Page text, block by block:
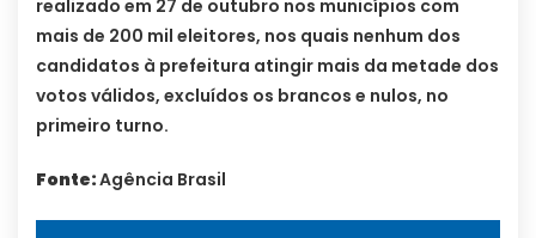
realizado em 27 de outubro nos municípios com
mais de 200 mil eleitores, nos quais nenhum dos
candidatos à prefeitura atingir mais da metade dos
votos válidos, excluídos os brancos e nulos, no
primeiro turno.
Fonte:Agência Brasil